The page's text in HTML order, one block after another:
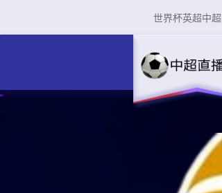
世界杯英超中超